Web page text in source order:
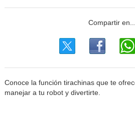
Conoce la función tirachinas que te
manejar a tu robot y divertirte.